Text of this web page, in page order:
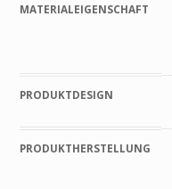
MATERIALEIGENSCHAFT
PRODUKTDESIGN
PRODUKTHERSTELLUNG